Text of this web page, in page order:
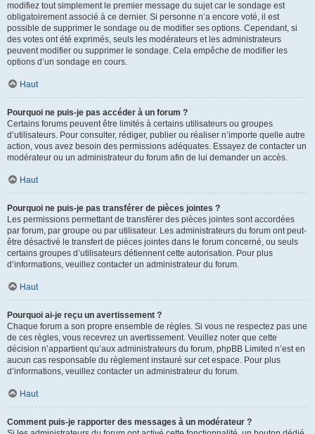
modifiez tout simplement le premier message du sujet car le sondage est
obligatoirement associé à ce dernier. Si personne n’a encore voté, il est
possible de supprimer le sondage ou de modifier ses options. Cependant, si
des votes ont été exprimés, seuls les modérateurs et les administrateurs
peuvent modifier ou supprimer le sondage. Cela empêche de modifier les
options d’un sondage en cours.
Haut
Pourquoi ne puis-je pas accéder à un forum ?
Certains forums peuvent être limités à certains utilisateurs ou groupes
d’utilisateurs. Pour consulter, rédiger, publier ou réaliser n’importe quelle autre
action, vous avez besoin des permissions adéquates. Essayez de contacter un
modérateur ou un administrateur du forum afin de lui demander un accès.
Haut
Pourquoi ne puis-je pas transférer de pièces jointes ?
Les permissions permettant de transférer des pièces jointes sont accordées
par forum, par groupe ou par utilisateur. Les administrateurs du forum ont peut-
être désactivé le transfert de pièces jointes dans le forum concerné, ou seuls
certains groupes d’utilisateurs détiennent cette autorisation. Pour plus
d’informations, veuillez contacter un administrateur du forum.
Haut
Pourquoi ai-je reçu un avertissement ?
Chaque forum a son propre ensemble de règles. Si vous ne respectez pas une
de ces règles, vous recevrez un avertissement. Veuillez noter que cette
décision n’appartient qu’aux administrateurs du forum, phpBB Limited n’est en
aucun cas responsable du règlement instauré sur cet espace. Pour plus
d’informations, veuillez contacter un administrateur du forum.
Haut
Comment puis-je rapporter des messages à un modérateur ?